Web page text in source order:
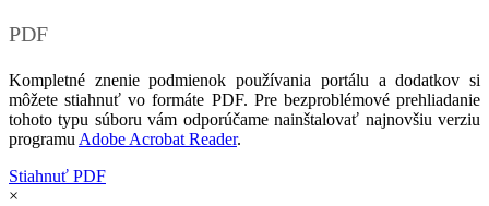
PDF
Kompletné znenie podmienok používania portálu a dodatkov si
môžete stiahnuť vo formáte PDF. Pre bezproblémové prehliadanie
tohoto typu súboru vám odporúčame nainštalovať najnovšiu verziu
programu Adobe Acrobat Reader.
Stiahnuť PDF
×